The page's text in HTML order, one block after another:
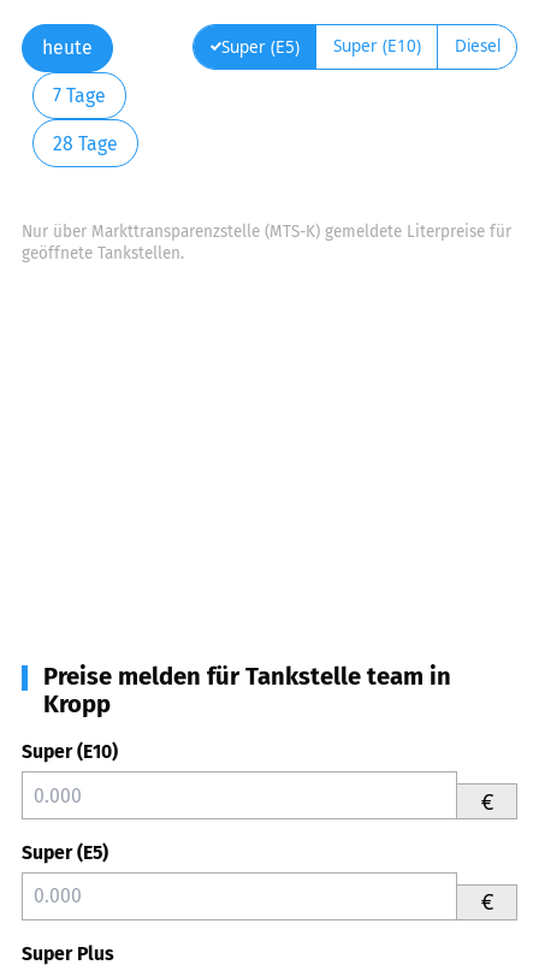
heute
7 Tage
28 Tage
Super (E5) Super (E10) Diesel
Nur über Markttransparenzstelle (MTS-K) gemeldete Literpreise für
geöffnete Tankstellen.
Preise melden für Tankstelle team in
Kropp
Super (E10)
€
Super (E5)
€
Super Plus